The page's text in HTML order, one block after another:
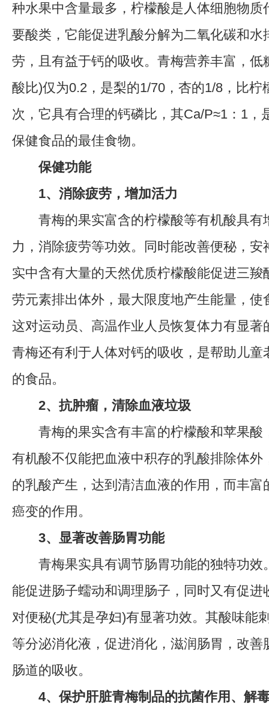
种水果中含量最多，柠檬酸是人体细胞物质
要酸类，它能促进乳酸分解为二氧化碳和水
劳，且有益于钙的吸收。青梅营养丰富，低
酸比)仅为0.2，是梨的1/70，杏的1/8，比柠
次，它具有合理的钙磷比，其Ca/P≈1：1，
保健食品的最佳食物。
保健功能
1、消除疲劳，增加活力
青梅的果实富含的柠檬酸等有机酸具有
力，消除疲劳等功效。同时能改善便秘，安
实中含有大量的天然优质柠檬酸能促进三羧
劳元素排出体外，最大限度地产生能量，使
这对运动员、高温作业人员恢复体力有显著
青梅还有利于人体对钙的吸收，是帮助儿童
的食品。
2、抗肿瘤，清除血液垃圾
青梅的果实含有丰富的柠檬酸和苹果酸
有机酸不仅能把血液中积存的乳酸排除体外
的乳酸产生，达到清洁血液的作用，而丰富
癌变的作用。
3、显著改善肠胃功能
青梅果实具有调节肠胃功能的独特功效
能促进肠子蠕动和调理肠子，同时又有促进
对便秘(尤其是孕妇)有显著功效。其酸味能
等分泌消化液，促进消化，滋润肠胃，改善
肠道的吸收。
4、保护肝脏青梅制品的抗菌作用、解